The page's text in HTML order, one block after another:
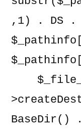
,1) . DS .
BaseDir()